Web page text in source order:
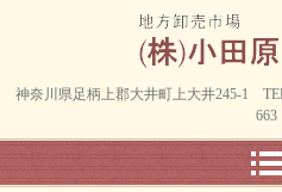
神奈川県足柄上郡大井町上大井245-1
663